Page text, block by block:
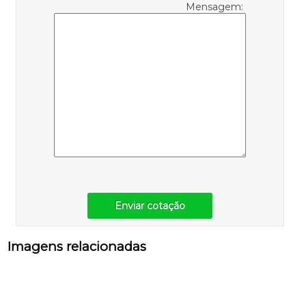
Mensagem:
Enviar cotação
Imagens relacionadas